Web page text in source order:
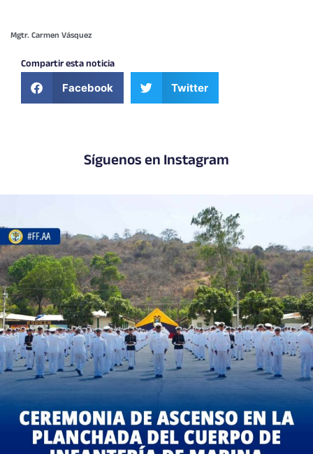
Mgtr. Carmen Vásquez
Compartir esta noticia
Facebook Twitter
Síguenos en Instagram